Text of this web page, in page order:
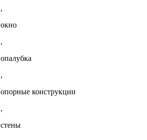
,
окно
,
опалубка
,
опорные конструкции
,
стены